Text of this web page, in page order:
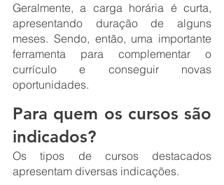
Geralmente, a carga horária é curta,
apresentando duração de alguns
meses. Sendo, então, uma importante
ferramenta para complementar o
currículo e conseguir novas
oportunidades.
Para quem os cursos são
indicados?
Os tipos de cursos destacados
apresentam diversas indicações.